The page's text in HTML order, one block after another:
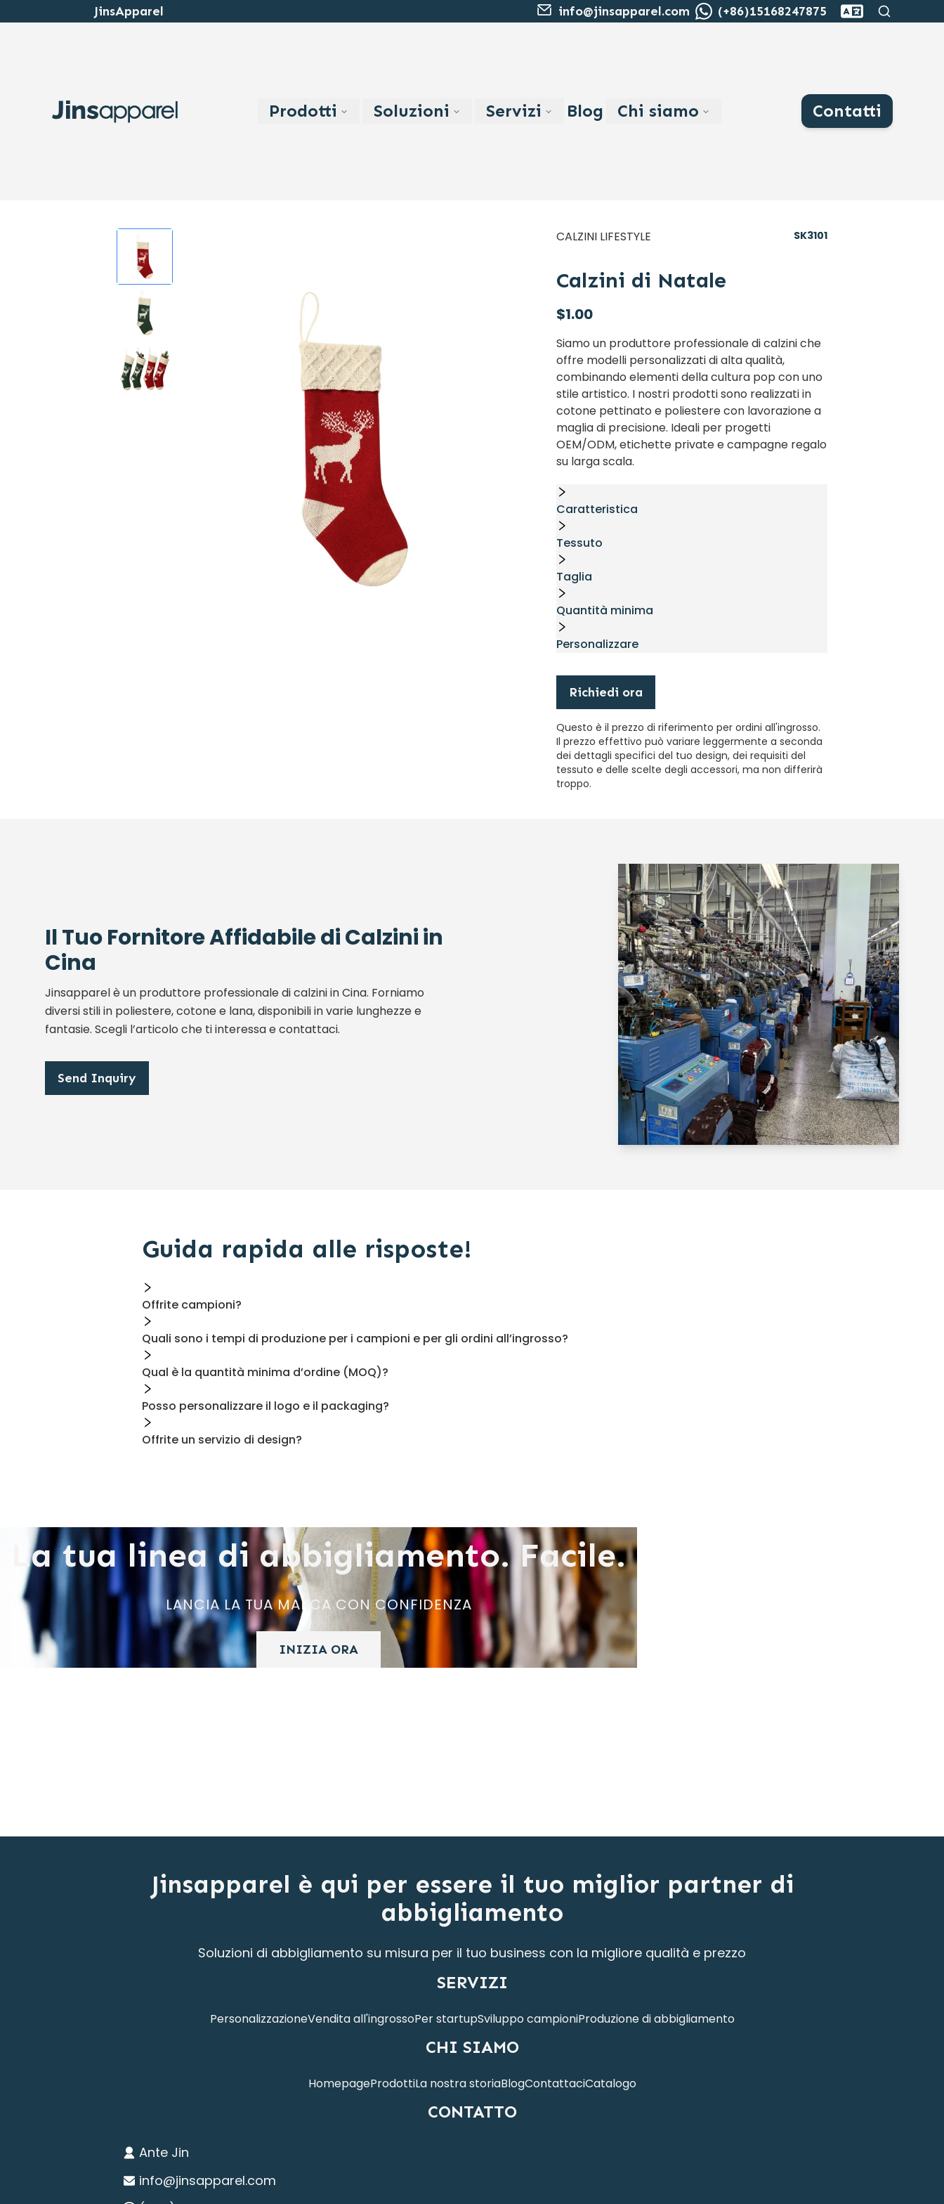
JinsApparel info@jinsapparel.com (+86)15168247875 Cerca
Prodotti Soluzioni Servizi Blog Chi siamo Contatti
CALZINI LIFESTYLE SK3101
Calzini di Natale
$1.00
Siamo un produttore professionale di calzini che
offre modelli personalizzati di alta qualità,
combinando elementi della cultura pop con uno
stile artistico. I nostri prodotti sono realizzati in
cotone pettinato e poliestere con lavorazione a
maglia di precisione. Ideali per progetti
OEM/ODM, etichette private e campagne regalo
su larga scala.
Caratteristica
Tessuto
Taglia
Quantità minima
Personalizzare
Richiedi ora
Questo è il prezzo di riferimento per ordini all'ingrosso.
Il prezzo effettivo può variare leggermente a seconda
dei dettagli specifici del tuo design, dei requisiti del
tessuto e delle scelte degli accessori, ma non differirà
troppo.
Il Tuo Fornitore Affidabile di Calzini in
Cina
Jinsapparel è un produttore professionale di calzini in Cina. Forniamo
diversi stili in poliestere, cotone e lana, disponibili in varie lunghezze e
fantasie. Scegli l’articolo che ti interessa e contattaci.
Send Inquiry
Guida rapida alle risposte!
Offrite campioni?
Quali sono i tempi di produzione per i campioni e per gli ordini all’ingrosso?
Qual è la quantità minima d’ordine (MOQ)?
Posso personalizzare il logo e il packaging?
Offrite un servizio di design?
La tua linea di abbigliamento. Facile.
LANCIA LA TUA MARCA CON CONFIDENZA
INIZIA ORA
Jinsapparel è qui per essere il tuo miglior partner di
abbigliamento
Soluzioni di abbigliamento su misura per il tuo business con la migliore qualità e prezzo
SERVIZI
PersonalizzazioneVendita all'ingrossoPer startupSviluppo campioniProduzione di abbigliamento
CHI SIAMO
HomepageProdottiLa nostra storiaBlogContattaciCatalogo
CONTATTO
Ante Jin
info@jinsapparel.com